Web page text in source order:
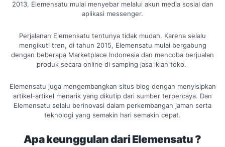
2013, Elemensatu mulai menyebar melalui akun media sosial dan
aplikasi messenger.
Perjalanan Elemensatu tentunya tidak mudah. Karena selalu
mengikuti tren, di tahun 2015, Elemensatu mulai bergabung
dengan beberapa Marketplace Indonesia dan mencoba berjualan
produk secara online di samping jasa iklan toko.
Elemensatu juga mengembangkan situs blog dengan menyisipkan
artikel-artikel menarik yang dikutip dari sumber terpercaya. Dan
Elemensatu selalu berinovasi dalam perkembangan jaman serta
teknologi yang semakin hari semakin cepat.
Apa keunggulan dari Elemensatu ?